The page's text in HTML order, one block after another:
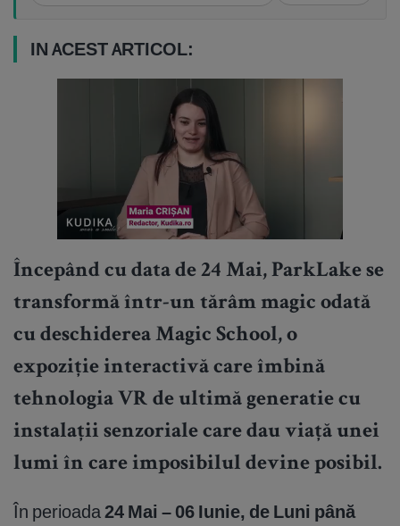
IN ACEST ARTICOL:
Începând cu data de 24 Mai, ParkLake se
transformă într-un tărâm magic odată
cu deschiderea Magic School, o
expoziție interactivă care îmbină
tehnologia VR de ultimă generatie cu
instalații senzoriale care dau viață unei
lumi în care imposibilul devine posibil.
În perioada24 Mai – 06 Iunie, de Luni până